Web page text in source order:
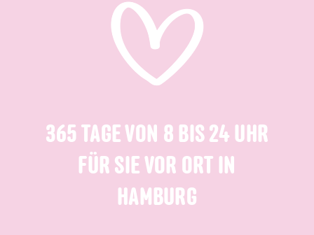
365 TAGE VON 8 BIS 24 UHR
FÜR SIE VOR ORT IN
HAMBURG